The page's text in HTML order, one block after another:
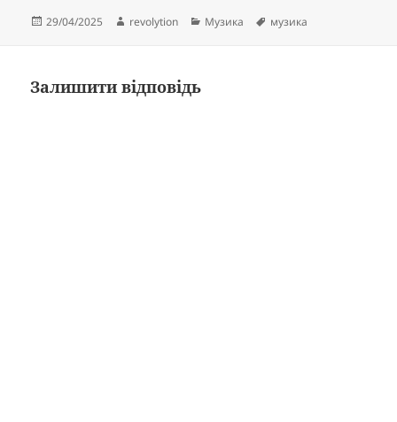
Опубліковано
29/04/2025 Автор
revolytion Категорії
Музика Позначки
музика
Залишити відповідь